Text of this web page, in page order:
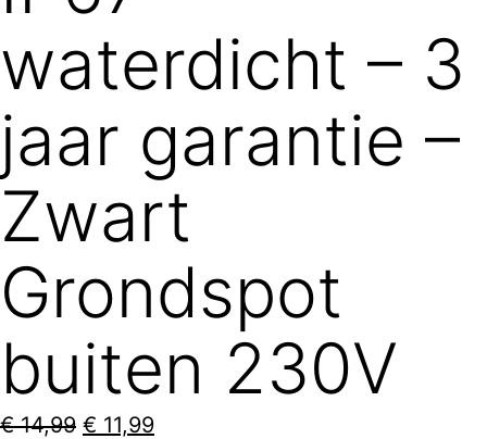
waterdicht – 3
jaar garantie –
Zwart
Grondspot
buiten 230V
€14,99 Oorspronkelijke
€ 11,99Huidige